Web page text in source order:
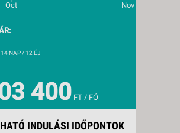
14 NAP / 12 ÉJ
400 FT / FŐ
INDULÁSI IDŐPONTOK